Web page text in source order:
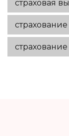
страховая